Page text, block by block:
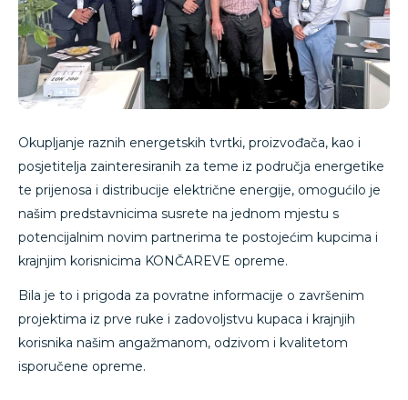
Okupljanje raznih energetskih tvrtki, proizvođača, kao i
posjetitelja zainteresiranih za teme iz područja energetike
te prijenosa i distribucije električne energije, omogućilo je
našim predstavnicima susrete na jednom mjestu s
potencijalnim novim partnerima te postojećim kupcima i
krajnjim korisnicima KONČAREVE opreme.
Bila je to i prigoda za povratne informacije o završenim
projektima iz prve ruke i zadovoljstvu kupaca i krajnjih
korisnika našim angažmanom, odzivom i kvalitetom
isporučene opreme.